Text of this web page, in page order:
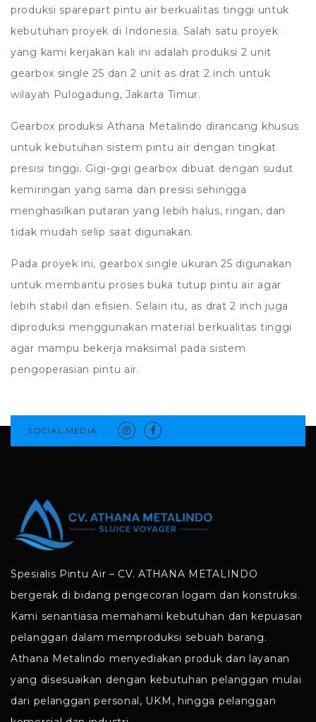
produksi sparepart pintu air berkualitas tinggi untuk
kebutuhan proyek di Indonesia. Salah satu proyek
yang kami kerjakan kali ini adalah produksi 2 unit
gearbox single 25 dan 2 unit as drat 2 inch untuk
wilayah Pulogadung, Jakarta Timur.
Gearbox produksi Athana Metalindo dirancang khusus
untuk kebutuhan sistem pintu air dengan tingkat
presisi tinggi. Gigi-gigi gearbox dibuat dengan sudut
kemiringan yang sama dan presisi sehingga
menghasilkan putaran yang lebih halus, ringan, dan
tidak mudah selip saat digunakan.
Pada proyek ini, gearbox single ukuran 25 digunakan
untuk membantu proses buka tutup pintu air agar
lebih stabil dan efisien. Selain itu, as drat 2 inch juga
diproduksi menggunakan material berkualitas tinggi
agar mampu bekerja maksimal pada sistem
pengoperasian pintu air.
SOCIAL MEDIA
Spesialis Pintu Air – CV. ATHANA METALINDO
bergerak di bidang pengecoran logam dan konstruksi.
Kami senantiasa memahami kebutuhan dan kepuasan
pelanggan dalam memproduksi sebuah barang.
Athana Metalindo menyediakan produk dan layanan
yang disesuaikan dengan kebutuhan pelanggan mulai
dari pelanggan personal, UKM, hingga pelanggan